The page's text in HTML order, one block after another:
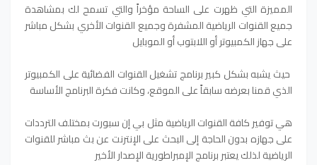
المميزة التي ظهرت على الساحة مؤخراً والتي تسمح لك بمشاهدة
جميع القنوات الرياضية المشفرة وجميع القنوات الأخري بشكل مباشر
على جهاز الكمبيوتر أو اللابتوب أو الموبايل
حيث يشبه بشكل كبير برنامج تشغيل القنوات الفضائية على الكمبيوتر
الذي قمنا بعرضه سابقاً على الموقع، وكانت فكرة البرنامج الأساسة
هي توفير كافة القنوات الرياضية مثل بي إن سبورت بمختلف الترددات
على جهازه بدون الحاجة إلى البحث على الإنترنت عن بث مباشر للقنوات
الرياضية لذلك يعتبر برنامج الإمبراطورية الإصدار الأخير